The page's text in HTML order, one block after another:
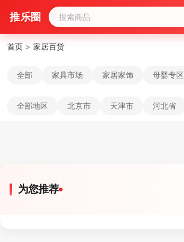
推乐圈
首页 > 家居百货
全部 家具市场 家居家饰 母婴专区
全部地区 北京市 天津市 河北省
为您推荐